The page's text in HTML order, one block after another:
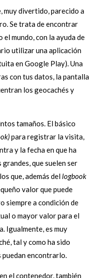
muy divertido, parecido a
Se trata de encontrar
mundo, con la ayuda de
utilizar una aplicación
en Google Play). Una
con tus datos, la pantalla
los geocachés y
tamaños. El básico
para registrar la visita,
y la fecha en que ha
que suelen ser
que, además dellogbook
valor que puede
siempre a condición de
o mayor valor para el
Igualmente, es muy
tal y como ha sido
encontrarlo.
el contenedor, también